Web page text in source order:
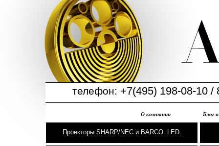
телефон: +7(495) 198-08-10 /
О компании Блог
Проекторы SHARP/NEC и BARCO. LED.